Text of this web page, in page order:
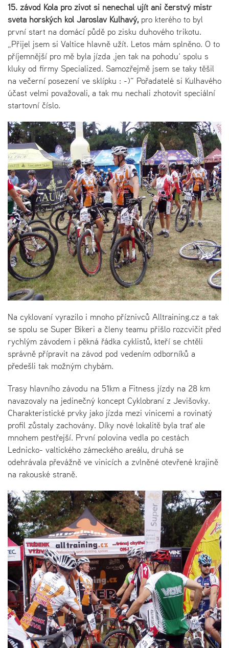
15. závod Kola pro život si nenechal ujít ani čerstvý mistr
světa horských kol Jaroslav Kulhavý,pro kterého to byl
první start na domácí půdě po zisku duhového trikotu.
„Přijel jsem si Valtice hlavně užít. Letos mám splněno. O to
příjemnější pro mě byla jízda ‚jen tak na pohodu‘ spolu s
kluky od firmy Specialized. Samozřejmě jsem se taky těšil
na večerní posezení ve sklípku : -)“ Pořadatelé si Kulhavého
účast velmi považovali, a tak mu nechali zhotovit speciální
startovní číslo.
Na cyklovaní vyrazilo i mnoho příznivců Alltraining.cz a tak
se spolu se Super Bikeri a členy teamu přišlo rozcvičit před
rychlým závodem i pěkná řádka cyklistů, kteří se chtěli
správně přípravit na závod pod vedením odborníků a
předešli tak možným chybám.
Trasy hlavního závodu na 51km a Fitness jízdy na 28 km
navazovaly na jedinečný koncept Cyklobraní z Jevišovky.
Charakteristické prvky jako jízda mezi vinicemi a rovinatý
profil zůstaly zachovány. Díky nové lokalitě byla trať ale
mnohem pestřejší. První polovina vedla po cestách
Lednicko- valtického zámeckého areálu, druhá se
odehrávala převážně ve vinicích a zvlněné otevřené krajině
na rakouské straně.